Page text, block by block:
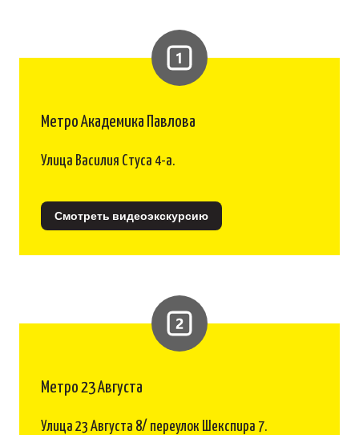
Метро Академика Павлова
Улица Василия Стуса 4-а.
Смотреть видеоэкскурсию
Метро 23 Августа
Улица 23 Августа 8/ переулок Шекспира 7.